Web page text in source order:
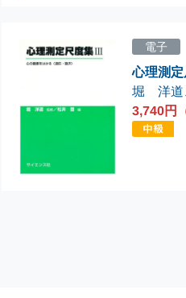
電子
心理測定
堀 洋道
3,740円